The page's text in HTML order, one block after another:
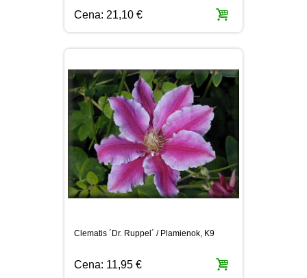
Cena: 21,10 €
Clematis ´Dr. Ruppel´ / Plamienok, K9
Cena: 11,95 €